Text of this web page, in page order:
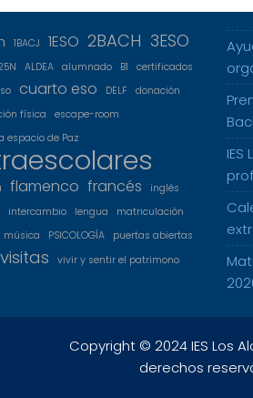
1BACJ 1ESO 2BACH 3ESO
ALDEA alumnado B1
certificados
cuarto eso DELF
donación
física
escape-room
espacio de Paz
flamenco francés
inglés
intercambio lengua
matriculación
música PSICOLOGÍA
puertas abiertas
visitas vivir y sentir el patrimono
Copyright © 2024 IES Los
derechos